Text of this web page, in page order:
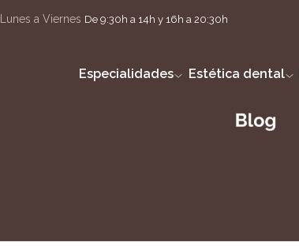
Lunes a Viernes De 9:30h a 14h y 16h a 20:30h
Especialidades Estética dental